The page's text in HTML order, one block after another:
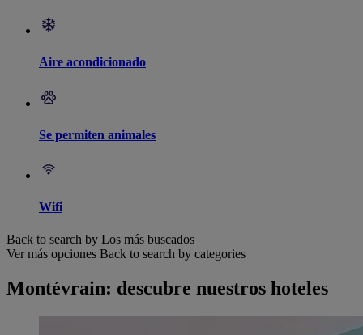
Aire acondicionado
Se permiten animales
Wifi
Back to search by Los más buscados
Ver más opciones Back to search by categories
Montévrain: descubre nuestros hoteles